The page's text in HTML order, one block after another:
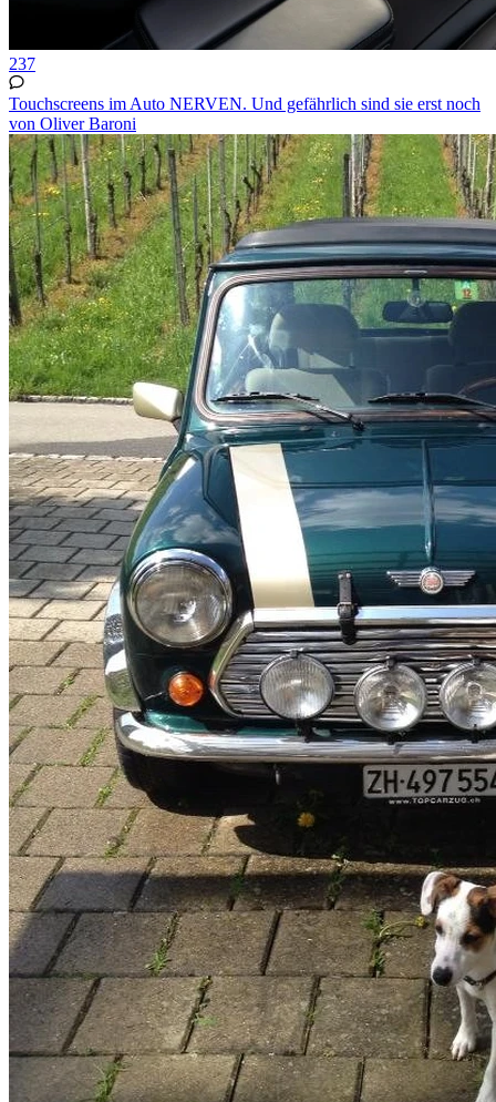
237
Touchscreens im Auto NERVEN. Und gefährlich sind sie erst noch
von Oliver Baroni